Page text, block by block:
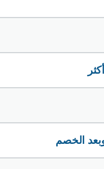
الخصم